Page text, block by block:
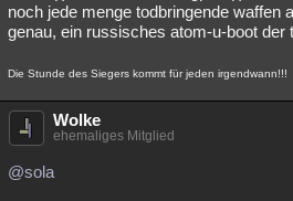
noch jede menge todbringende waffen
genau, ein russisches atom-u-boot der
Die Stunde des Siegers kommt für jeden irgendwann!!!
Wolke
ehemaliges Mitglied
@sola